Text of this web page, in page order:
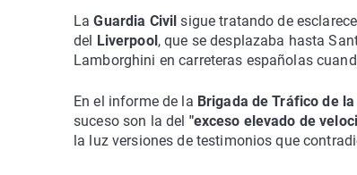
LaGuardia Civil sigue tratando de
del
Liverpool , que se desplazaba hasta
Lamborghini en carreteras españolas
En el informe de la Brigada de Tráfico de
suceso son la del "exceso elevado de
la luz versiones de testimonios que